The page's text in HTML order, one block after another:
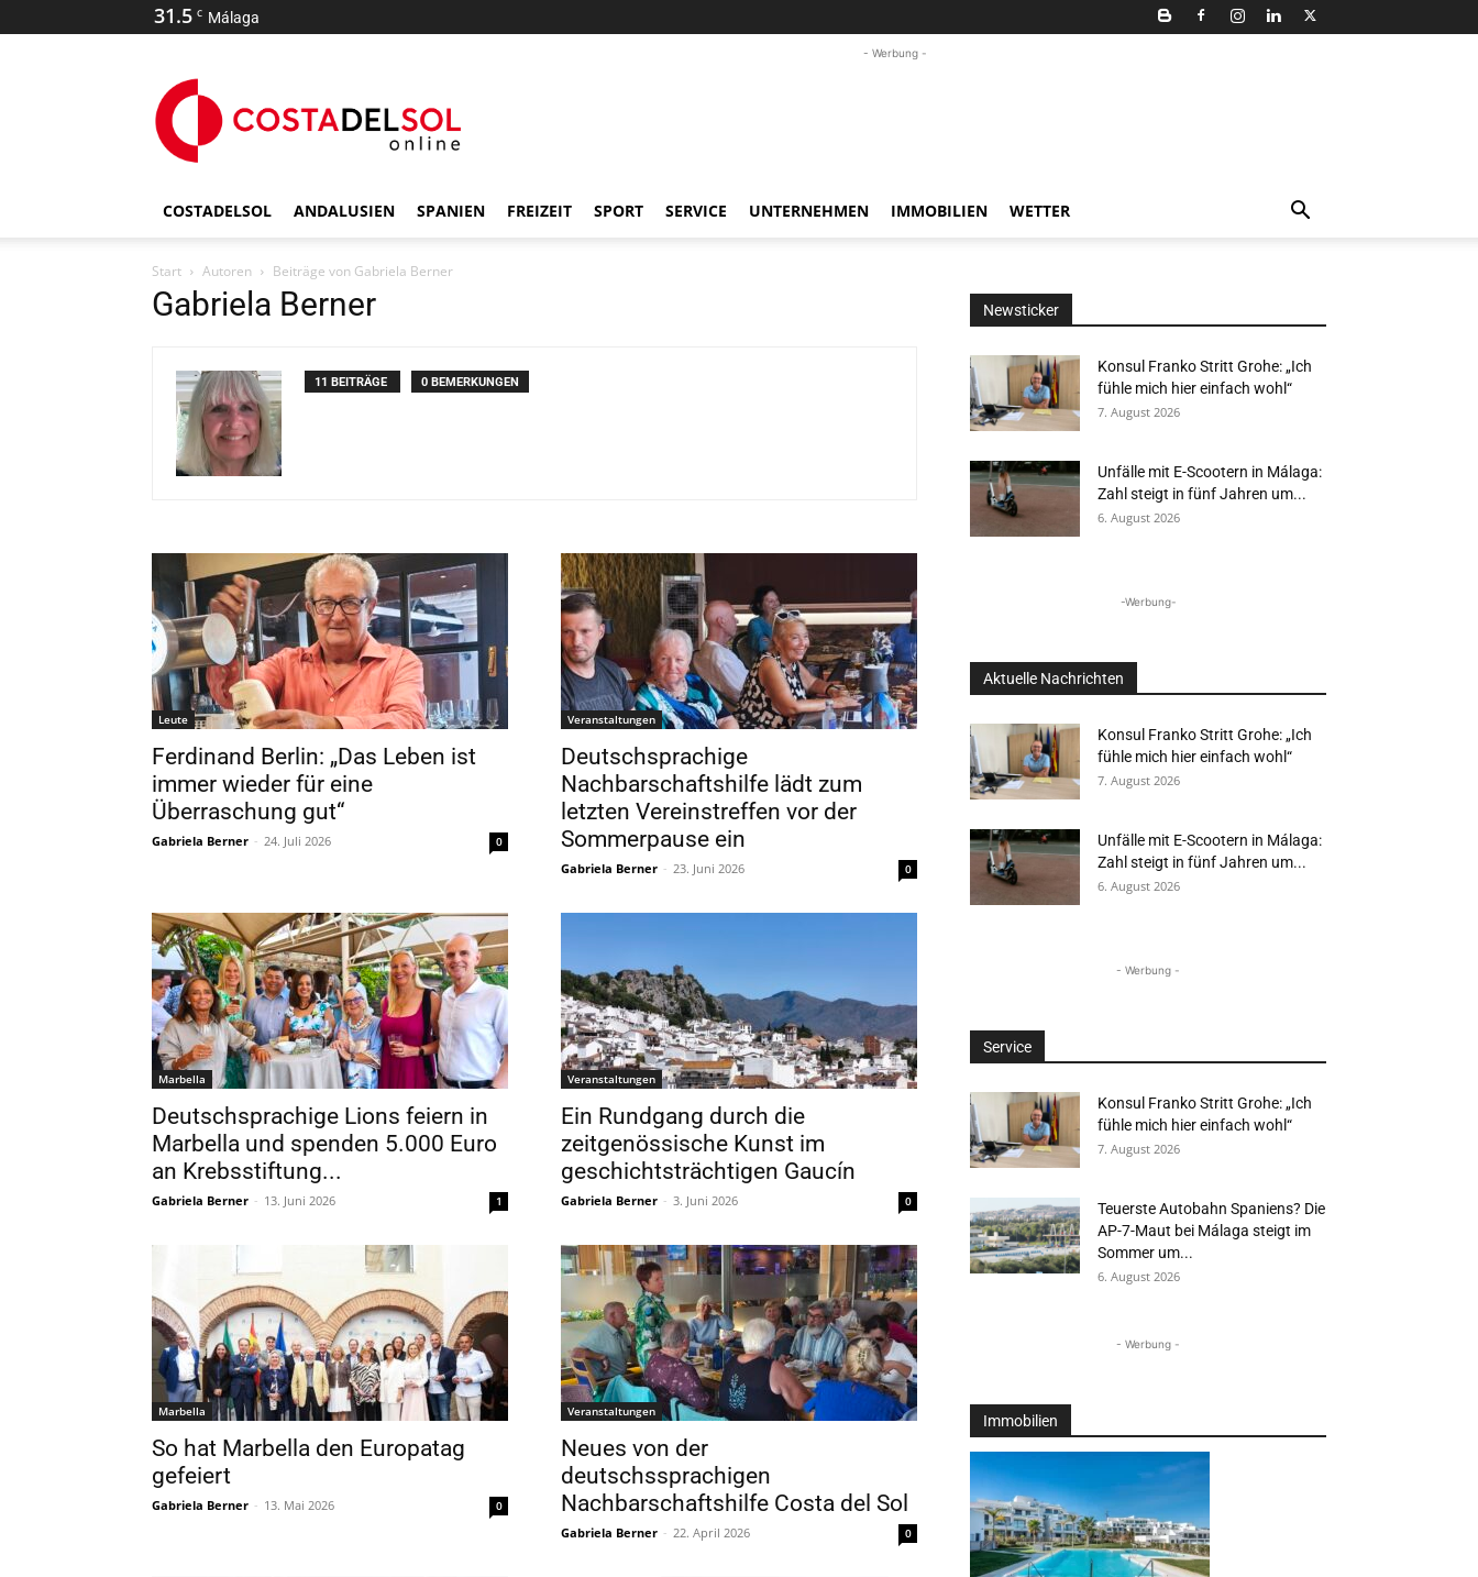
31.5 C Málaga
- Werbung -
COSTADELSOL ANDALUSIEN SPANIEN FREIZEIT SPORT SERVICE UNTERNEHMEN IMMOBILIEN WETTER
Start Autoren Beiträge von Gabriela Berner
Gabriela Berner
11 BEITRÄGE 0 BEMERKUNGEN
Leute
Ferdinand Berlin: „Das Leben ist
immer wieder für eine
Überraschung gut“
Gabriela Berner - 24. Juli 2026 0
Veranstaltungen
Deutschsprachige
Nachbarschaftshilfe lädt zum
letzten Vereinstreffen vor der
Sommerpause ein
Gabriela Berner - 23. Juni 2026 0
Marbella
Deutschsprachige Lions feiern in
Marbella und spenden 5.000 Euro
an Krebsstiftung...
Gabriela Berner - 13. Juni 2026 1
Veranstaltungen
Ein Rundgang durch die
zeitgenössische Kunst im
geschichtsträchtigen Gaucín
Gabriela Berner - 3. Juni 2026 0
Marbella
So hat Marbella den Europatag
gefeiert
Gabriela Berner - 13. Mai 2026 0
Veranstaltungen
Neues von der
deutschssprachigen
Nachbarschaftshilfe Costa del Sol
Gabriela Berner - 22. April 2026 0
Newsticker
Konsul Franko Stritt Grohe: „Ich
fühle mich hier einfach wohl“
7. August 2026
Unfälle mit E-Scootern in Málaga:
Zahl steigt in fünf Jahren um...
6. August 2026
-Werbung-
Aktuelle Nachrichten
Konsul Franko Stritt Grohe: „Ich
fühle mich hier einfach wohl“
7. August 2026
Unfälle mit E-Scootern in Málaga:
Zahl steigt in fünf Jahren um...
6. August 2026
- Werbung -
Service
Konsul Franko Stritt Grohe: „Ich
fühle mich hier einfach wohl“
7. August 2026
Teuerste Autobahn Spaniens? Die
AP-7-Maut bei Málaga steigt im
Sommer um...
6. August 2026
- Werbung -
Immobilien